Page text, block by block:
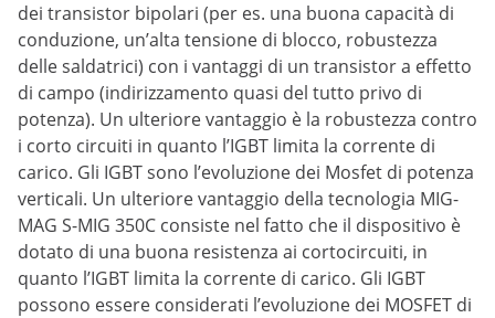
dei transistor bipolari (per es. una buona capacità di
conduzione, un’alta tensione di blocco, robustezza
delle saldatrici) con i vantaggi di un transistor a effetto
di campo (indirizzamento quasi del tutto privo di
potenza). Un ulteriore vantaggio è la robustezza contro
i corto circuiti in quanto l’IGBT limita la corrente di
carico. Gli IGBT sono l’evoluzione dei Mosfet di potenza
verticali. Un ulteriore vantaggio della tecnologia MIG-
MAG S-MIG 350C consiste nel fatto che il dispositivo è
dotato di una buona resistenza ai cortocircuiti, in
quanto l’IGBT limita la corrente di carico. Gli IGBT
possono essere considerati l’evoluzione dei MOSFET di